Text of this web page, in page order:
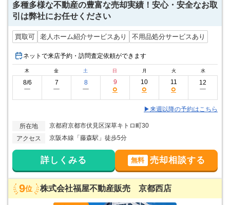
多種多様な不動産の豊富な売却実績！安心・安全なお取
引は弊社にお任せください
買取可 老人ホーム紹介サービスあり 不用品処分サービスあり
ネットで来店予約・訪問査定依頼ができます
木 金 土 日 月 火 水
8/6
ー
7
ー
8
ー
9
○
10
○
11
○
12
ー
▶来週以降の予約はこちら
所在地
京都府京都市伏見区深草キトロ町30
アクセス
京阪本線「藤森駅」徒歩5分
詳しくみる 無料 売却相談する
9位 株式会社福屋不動産販売 京都西店